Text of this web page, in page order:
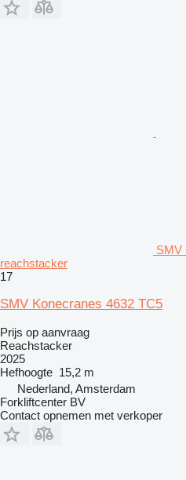
SMV
reachstacker
17
SMV Konecranes 4632 TC5
Prijs op aanvraag
Reachstacker
2025
Hefhoogte 15,2 m
Nederland, Amsterdam
Forkliftcenter BV
Contact opnemen met verkoper